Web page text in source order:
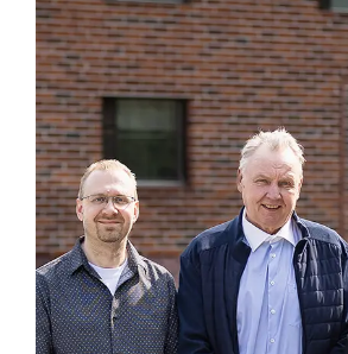
Andere Produkte
Dienstleistungen
Über uns
Kontakt